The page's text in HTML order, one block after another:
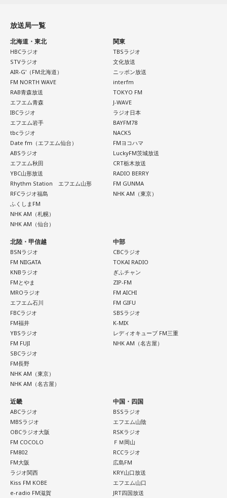
放送局一覧
北海道・東北
HBCラジオ
STVラジオ
AIR-G'（FM北海道）
FM NORTH WAVE
RAB青森放送
エフエム青森
IBCラジオ
エフエム岩手
tbcラジオ
Date fm（エフエム仙台）
ABSラジオ
エフエム秋田
YBC山形放送
Rhythm Station エフエム山形
RFCラジオ福島
ふくしまFM
NHK AM（札幌）
NHK AM（仙台）
関東
TBSラジオ
文化放送
ニッポン放送
interfm
TOKYO FM
J-WAVE
ラジオ日本
BAYFM78
NACK5
FMヨコハマ
LuckyFM茨城放送
CRT栃木放送
RADIO BERRY
FM GUNMA
NHK AM（東京）
北陸・甲信越
BSNラジオ
FM NIIGATA
KNBラジオ
FMとやま
MROラジオ
エフエム石川
FBCラジオ
FM福井
YBSラジオ
FM FUJI
SBCラジオ
FM長野
NHK AM（東京）
NHK AM（名古屋）
中部
CBCラジオ
TOKAI RADIO
ぎふチャン
ZIP-FM
FM AICHI
FM GIFU
SBSラジオ
K-MIX
レディオキューブ FM三重
NHK AM（名古屋）
近畿
ABCラジオ
MBSラジオ
OBCラジオ大阪
FM COCOLO
FM802
FM大阪
ラジオ関西
Kiss FM KOBE
e-radio FM滋賀
中国・四国
BSSラジオ
エフエム山陰
RSKラジオ
ＦＭ岡山
RCCラジオ
広島FM
KRY山口放送
エフエム山口
JRT四国放送